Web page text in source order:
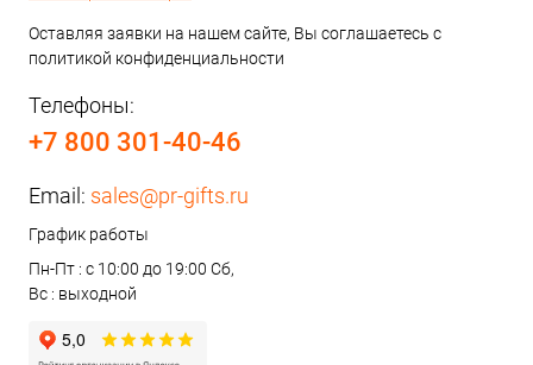
Оставляя заявки на нашем сайте, Вы соглашаетесь с
политикой конфиденциальности
Телефоны:
+7 800 301-40-46
Email: sales@pr-gifts.ru
График работы
Пн-Пт : с 10:00 до 19:00 Сб,
Вс : выходной